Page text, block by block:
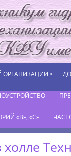
ОРГАНИЗАЦИИ»
«В», «С»
холле